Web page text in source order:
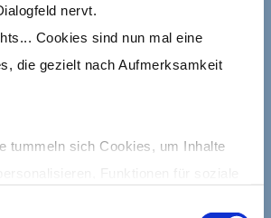
nervt.
Cookies sind nun mal eine
die gezielt nach Aufmerksamkeit
tummeln sich Cookies, um Inhalte
Mark